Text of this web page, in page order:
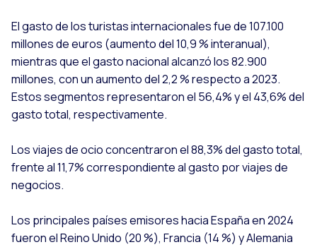
El gasto de los turistas internacionales fue de 107.100
millones de euros (aumento del 10,9 % interanual),
mientras que el gasto nacional alcanzó los 82.900
millones, con un aumento del 2,2 % respecto a 2023.
Estos segmentos representaron el 56,4% y el 43,6% del
gasto total, respectivamente.
Los viajes de ocio concentraron el 88,3% del gasto total,
frente al 11,7% correspondiente al gasto por viajes de
negocios.
Los principales países emisores hacia España en 2024
fueron el Reino Unido (20 %), Francia (14 %) y Alemania